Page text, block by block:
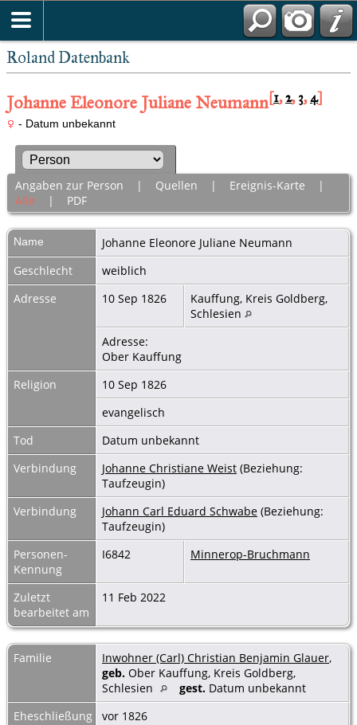
Roland Datenbank
Johanne Eleonore Juliane Neumann[1,2,3,4]
- Datum unbekannt
Angaben zur Person | Quellen | Ereignis-Karte |
Alle | PDF
Name Johanne Eleonore Juliane Neumann
Geschlecht
weiblich
Adresse
10 Sep 1826
Kauffung, Kreis Goldberg,
Schlesien
Adresse:
Ober Kauffung
Religion
10 Sep 1826
evangelisch
Tod
Datum unbekannt
Verbindung
Johanne Christiane Weist (Beziehung:
Taufzeugin)
Verbindung
Johann Carl Eduard Schwabe (Beziehung:
Taufzeugin)
Personen-
Kennung
I6842 Minnerop-Bruchmann
Zuletzt
bearbeitet am
11 Feb 2022
Familie Inwohner (Carl) Christian Benjamin Glauer,
geb. Ober Kauffung, Kreis Goldberg,
Schlesien
gest. Datum unbekannt
Eheschließung
vor 1826